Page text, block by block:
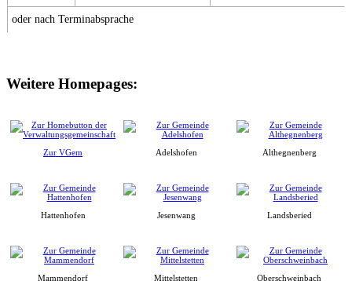
oder nach Terminabsprache
Weitere Homepages:
Zur VGem Adelshofen Althegnenberg
Hattenhofen Jesenwang Landsberied
Mammendorf Mittelstetten Oberschweinbach